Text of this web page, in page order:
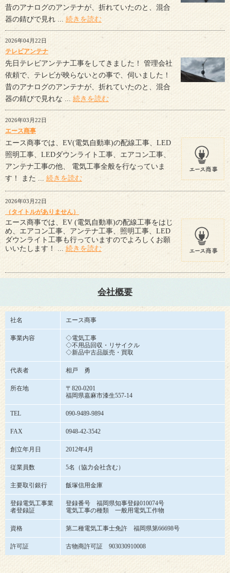
昔のアナログのアンテナが、折れていたのと、混合
器の錆びで見れ ... 続きを読む
2026年04月22日
テレビアンテナ
先日テレビアンテナ工事をしてきました！ 管理会社
依頼で、テレビが映らないとの事で、伺いました！
昔のアナログのアンテナが、折れていたのと、混合
器の錆びで見れな ... 続きを読む
2026年03月22日
エース商事
エース商事では、EV(電気自動車)の配線工事、LED
照明工事、LEDダウンライト工事、エアコン工事、
アンテナ工事の他、 電気工事全般を行なっていま
す！ また ... 続きを読む
2026年03月22日
（タイトルがありません）
エース商事では、EV (電気自動車)の配線工事をはじ
め、エアコン工事、アンテナ工事、照明工事、LED
ダウンライト工事も行っていますのでよろしくお願
いいたします！ ... 続きを読む
会社概要
社名 エース商事
事業内容
◇電気工事
◇不用品回収・リサイクル
◇新品中古品販売・買取
代表者 相戸 勇
所在地
〒820-0201
福岡県嘉麻市漆生557-14
TEL 090-9489-9894
FAX 0948-42-3542
創立年月日 2012年4月
従業員数 5名（協力会社含む）
主要取引銀行 飯塚信用金庫
登録電気工事業
者登録証
登録番号 福岡県知事登録010074号
電気工事の種類 一般用電気工作物
資格 第二種電気工事士免許 福岡県第66698号
許可証 古物商許可証 903030910008